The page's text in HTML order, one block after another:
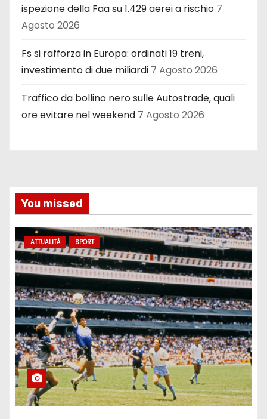
ispezione della Faa su 1.429 aerei a rischio 7
Agosto 2026
Fs si rafforza in Europa: ordinati 19 treni,
investimento di due miliardi 7 Agosto 2026
Traffico da bollino nero sulle Autostrade, quali
ore evitare nel weekend 7 Agosto 2026
You missed
ATTUALITÀ SPORT